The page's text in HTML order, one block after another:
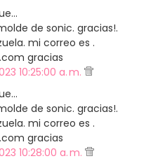
de sonic. gracias!.
mi correo es .
gracias
10:25:00 a. m.
de sonic. gracias!.
mi correo es .
gracias
10:28:00 a. m.